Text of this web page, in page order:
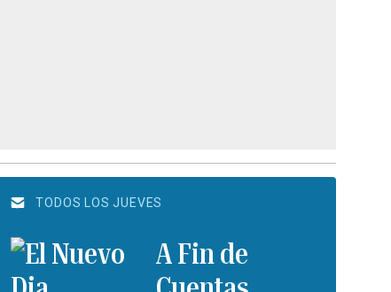
TODOS LOS JUEVES
A Fin de